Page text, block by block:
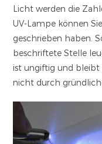
Licht werden die
UV-Lampe können
geschrieben haben.
beschriftete Stelle
ist ungiftig und bleibt
nicht durch